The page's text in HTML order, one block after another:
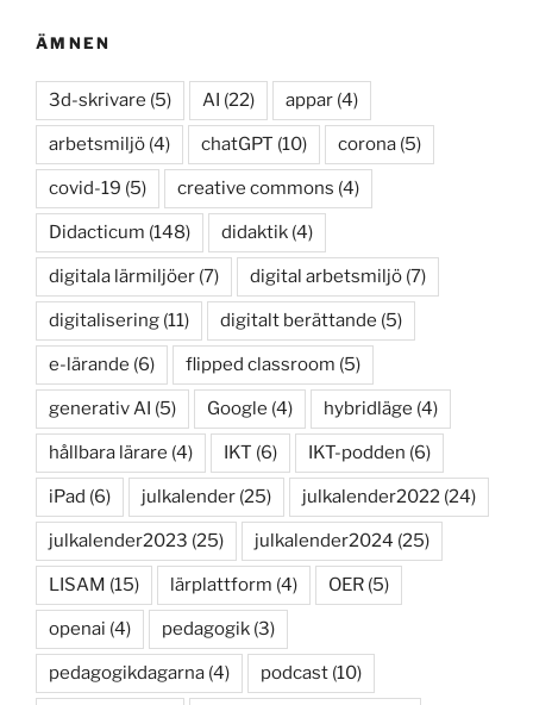
ÄMNEN
3d-skrivare (5) AI (22) appar (4)
arbetsmiljö (4) chatGPT (10) corona (5)
covid-19 (5) creative commons (4)
Didacticum (148) didaktik (4)
digitala lärmiljöer (7) digital arbetsmiljö (7)
digitalisering (11) digitalt berättande (5)
e-lärande (6) flipped classroom (5)
generativ AI (5) Google (4) hybridläge (4)
hållbara lärare (4) IKT (6) IKT-podden (6)
iPad (6) julkalender (25) julkalender2022 (24)
julkalender2023 (25) julkalender2024 (25)
LISAM (15) lärplattform (4) OER (5)
openai (4) pedagogik (3)
pedagogikdagarna (4) podcast (10)